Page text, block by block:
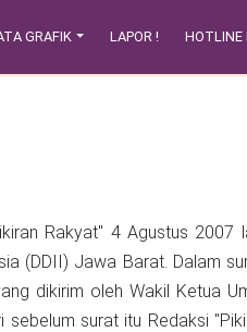
GRAFIK LAPOR ! HOTLINE
Rakyat" 4 Agustus 2007
(DDII) Jawa Barat. Dalam
dikirim oleh Wakil Ketua
surat itu Redaksi